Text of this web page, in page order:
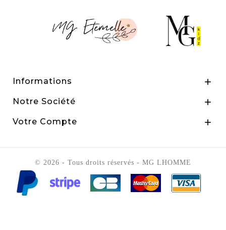
Informations 
Notre Société 
Votre Compte 
© 2026 - Tous droits réservés - MG LHOMME